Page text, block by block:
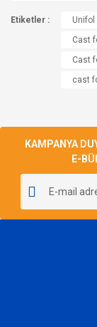
konularda
kullanarak
Görüş ve
Ürün
Ürün fiyatı
Bu ürüne
Etiketler :
Cast
Cast
cast
KAMPANYA
E-